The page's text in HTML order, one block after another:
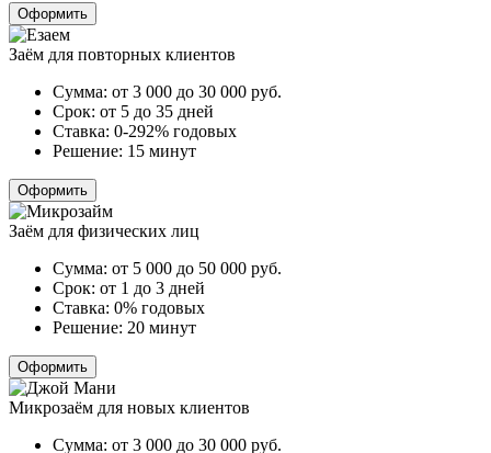
Оформить
Заём для повторных клиентов
Сумма: от 3 000 до 30 000 руб.
Срок: от 5 до 35 дней
Ставка: 0-292% годовых
Решение: 15 минут
Оформить
Заём для физических лиц
Сумма: от 5 000 до 50 000 руб.
Срок: от 1 до 3 дней
Ставка: 0% годовых
Решение: 20 минут
Оформить
Микрозаём для новых клиентов
Сумма: от 3 000 до 30 000 руб.